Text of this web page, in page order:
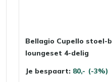
Bellagio Cupello stoel-
loungeset 4-delig
Je bespaart: 80,- (-3%)